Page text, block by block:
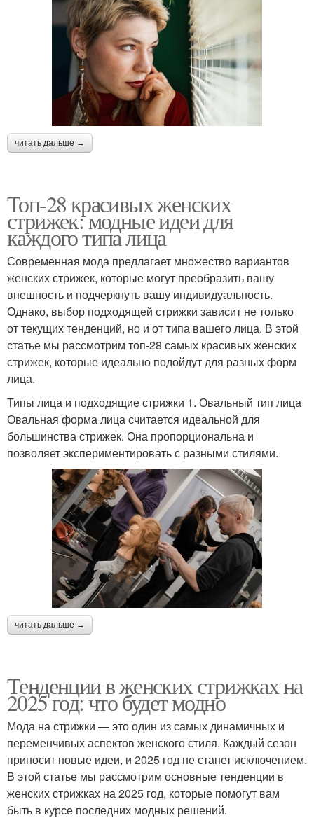
читать дальше →
Топ-28 красивых женских
стрижек: модные идеи для
каждого типа лица
Современная мода предлагает множество вариантов
женских стрижек, которые могут преобразить вашу
внешность и подчеркнуть вашу индивидуальность.
Однако, выбор подходящей стрижки зависит не только
от текущих тенденций, но и от типа вашего лица. В этой
статье мы рассмотрим топ-28 самых красивых женских
стрижек, которые идеально подойдут для разных форм
лица.
Типы лица и подходящие стрижки 1. Овальный тип лица
Овальная форма лица считается идеальной для
большинства стрижек. Она пропорциональна и
позволяет экспериментировать с разными стилями.
читать дальше →
Тенденции в женских стрижках на
2025 год: что будет модно
Мода на стрижки — это один из самых динамичных и
переменчивых аспектов женского стиля. Каждый сезон
приносит новые идеи, и 2025 год не станет исключением.
В этой статье мы рассмотрим основные тенденции в
женских стрижках на 2025 год, которые помогут вам
быть в курсе последних модных решений.